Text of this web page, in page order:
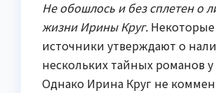
Не обошлось и без сплетен о
жизни Ирины Круг. Некоторые
источники утверждают о
нескольких тайных романов
Однако Ирина Круг не